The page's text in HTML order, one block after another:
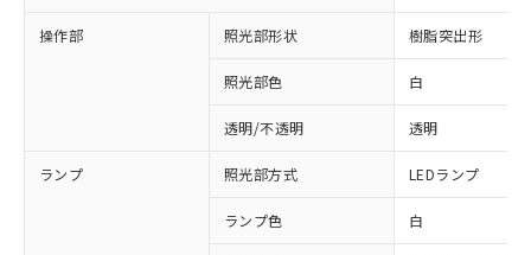
操作部 照光部形状 樹脂突出形
照光部色 白
透明/不透明 透明
ランプ 照光部方式 LEDランプ
ランプ色 白